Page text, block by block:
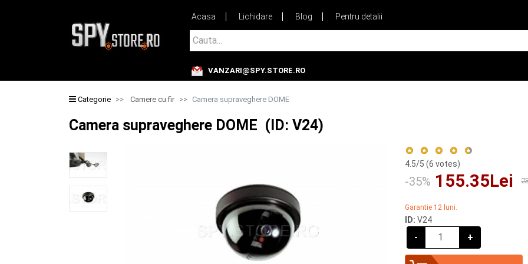
Acasa Lichidare Blog
Pentru detalii
Cauta...
VANZARI@SPY.STORE.RO
Categorie Camere cu fir Camera supraveghere DOME
Camera supraveghere DOME (ID: V24)
4.5/5 (6 votes)
-35% 155.35Lei
Garantie 12 luni.
ID: V24
- +